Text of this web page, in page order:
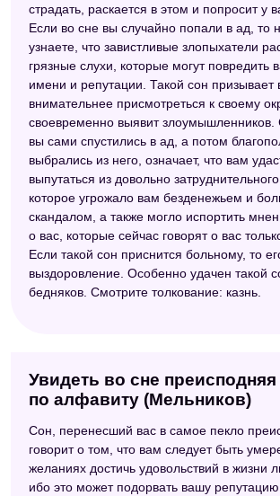
страдать, раскается в этом и попросит у
Если во сне вы случайно попали в ад, то
узнаете, что завистливые злопыхатели
грязные слухи, которые могут
имени и репутации. Такой сон призывает
внимательнее присмотреться к своему
своевременно выявит злоумышленников.
вы сами спустились в ад, а потом
выбрались из него, означает, что вам
выпутаться из довольно
которое угрожало вам безденежьем и
скандалом, а также могло испортить
о вас, которые сейчас говорят о вас
Если такой сон приснится больному, то
выздоровление. Особенно удачен такой
бедняков. Смотрите толкование: казнь.
Увидеть во сне преисподняя
по алфавиту (Мельников)
Сон, перенесший вас в самое пекло
говорит о том, что вам следует быть
желаниях достичь удовольствий в жизни
ибо это может подорвать вашу репутацию